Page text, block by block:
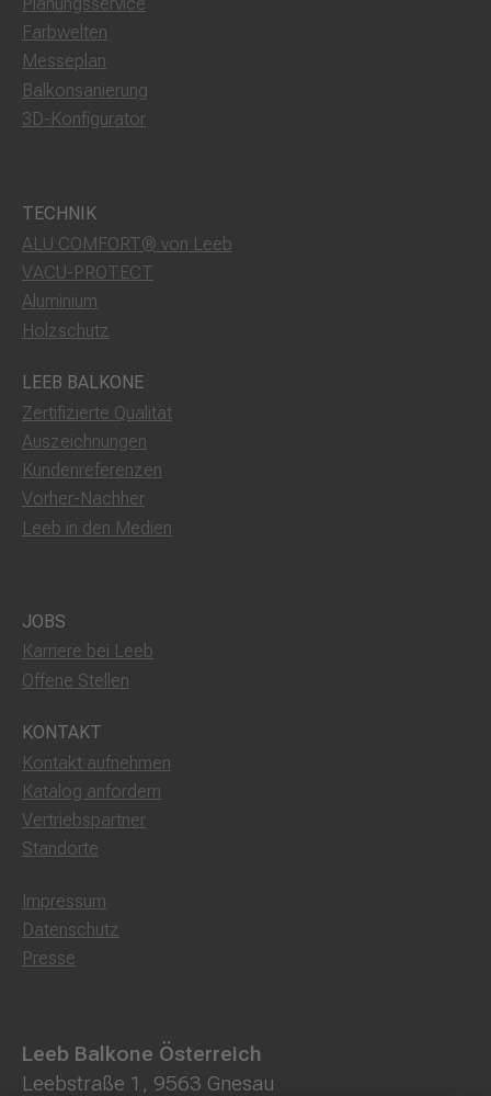
Farbwelten
Messeplan
Balkonsanierung
3D-Konfigurator
TECHNIK
ALU COMFORT® von Leeb
VACU-PROTECT
Aluminium
Holzschutz
LEEB BALKONE
Zertifizierte Qualität
Auszeichnungen
Kundenreferenzen
Vorher-Nachher
Leeb in den Medien
JOBS
Karriere bei Leeb
Offene Stellen
KONTAKT
Kontakt aufnehmen
Katalog anfordern
Vertriebspartner
Standorte
Impressum
Datenschutz
Presse
Leeb Balkone Österreich
Leebstraße 1, 9563 Gnesau